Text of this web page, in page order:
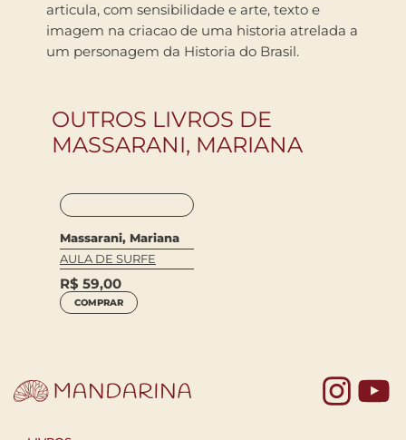
articula, com sensibilidade e arte, texto e
imagem na criacao de uma historia atrelada a
um personagem da Historia do Brasil.
OUTROS LIVROS DE
MASSARANI, MARIANA
Massarani, Mariana
AULA DE SURFE
R$ 59,00
COMPRAR